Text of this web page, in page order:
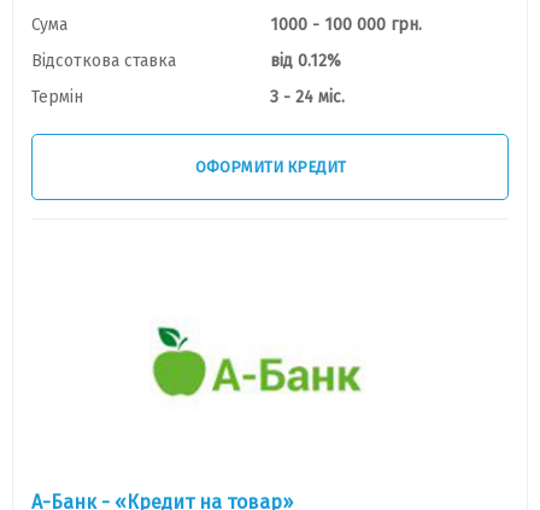
Сума
1000 - 100 000 грн.
Відсоткова ставка
від 0.12%
Термін
3 - 24 міс.
ОФОРМИТИ КРЕДИТ
А-Банк - «Кредит на товар»